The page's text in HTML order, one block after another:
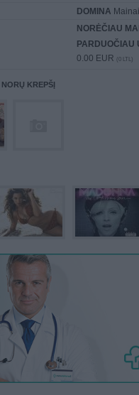
DOMINA
NORĖČIAU
PARDUOČIAU
0.00 EUR (0 LTL)
KREPŠĮ